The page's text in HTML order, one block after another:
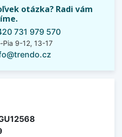
otázka? Radi vám
731 979 570
Pia 9-12, 13-17